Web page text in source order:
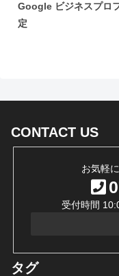
Google ビジネスプロ
定
CONTACT US
お気軽
受付時間
タグ